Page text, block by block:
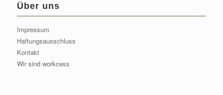
Über uns
Impressum
Haftungsausschluss
Kontakt
Wir sind workcess